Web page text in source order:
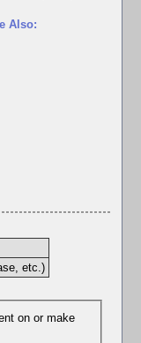
Also:
etc.)